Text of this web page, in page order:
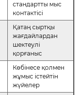
стандартты мыс
контактісі
Қатаң сыртқы
жағдайлардан
шектеулі
қорғаныс
Көбінесе қолмен
жұмыс істейтін
жүйелер